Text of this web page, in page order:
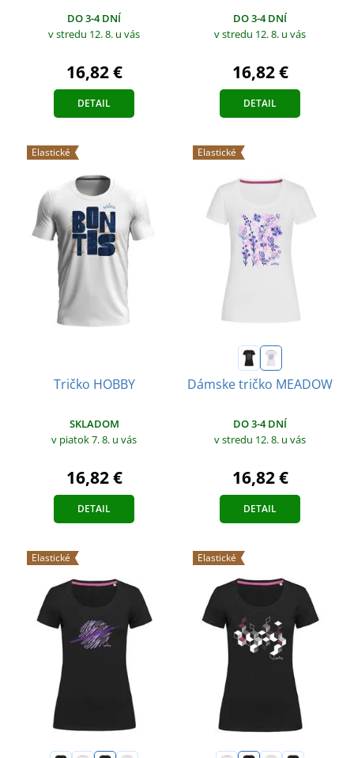
DO 3-4 DNÍ
v stredu 12. 8. u vás
16,82 €
DETAIL
DO 3-4 DNÍ
v stredu 12. 8. u vás
16,82 €
DETAIL
Elastické
Tričko HOBBY
SKLADOM
v piatok 7. 8. u vás
16,82 €
DETAIL
Elastické
Dámske tričko MEADOW
DO 3-4 DNÍ
v stredu 12. 8. u vás
16,82 €
DETAIL
Elastické Elastické